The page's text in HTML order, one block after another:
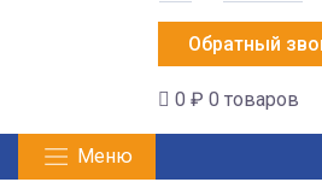
Обратный
0 ₽ 0 товаров
Меню